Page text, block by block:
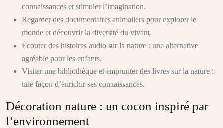
connaissances et stimuler l’imagination.
Regarder des documentaires animaliers pour explorer le
monde et découvrir la diversité du vivant.
Écouter des histoires audio sur la nature : une alternative
agréable pour les enfants.
Visiter une bibliothèque et emprunter des livres sur la nature :
une façon d’enrichir ses connaissances.
Décoration nature : un cocon inspiré par
l’environnement